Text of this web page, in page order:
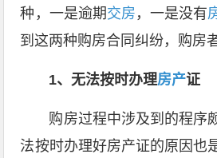
种，一是逾期交房 ，一是没有
到这两种购房合同纠纷，购房
1、无法按时办理房产证
购房过程中涉及到的程序
法按时办理好房产证的原因也